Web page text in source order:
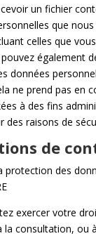
un fichier
que
celles que
également
données
ne prend pas en
à des fins
des raisons de
de
protection des
exercer votre
la consultation, ou